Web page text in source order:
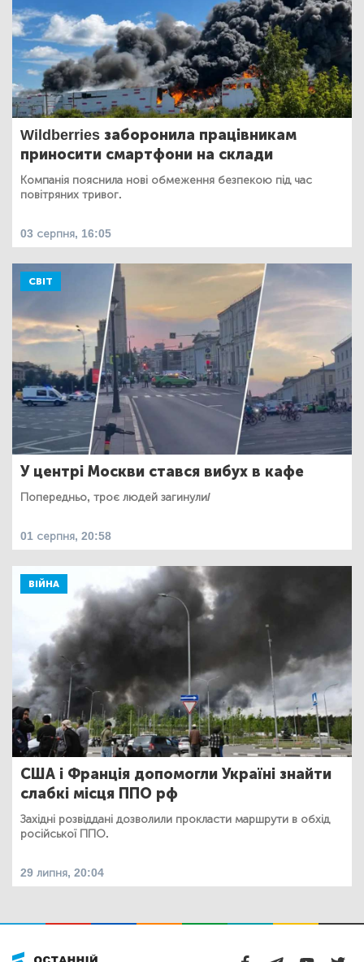
Wildberries заборонила працівникам
приносити смартфони на склади
Компанія пояснила нові обмеження безпекою під час
повітряних тривог.
03 серпня, 16:05
СВІТ
У центрі Москви стався вибух в кафе
Попередньо, троє людей загинули/
01 серпня, 20:58
ВІЙНА
США і Франція допомогли Україні знайти
слабкі місця ППО рф
Західні розвіддані дозволили прокласти маршрути в обхід
російської ППО.
29 липня, 20:04